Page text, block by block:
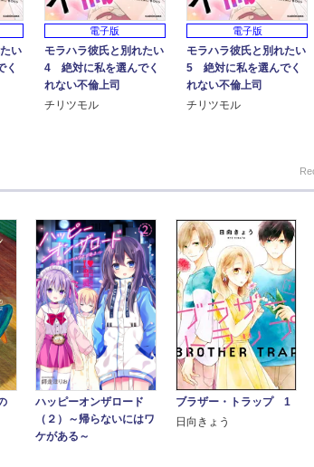
い
く
電子版
モラハラ彼氏と別れたい
4 絶対に私を選んでく
れない不倫上司
チリツモル
電子版
モラハラ彼氏と別れたい
5 絶対に私を選んでく
れない不倫上司
チリツモル
ハッピーオンザロード
（２）～帰らないにはワ
ケがある～
ブラザー・トラップ 1
日向きょう